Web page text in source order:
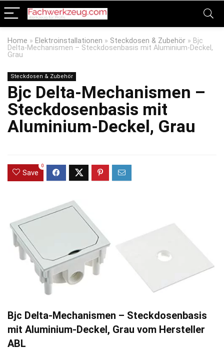
Home » Elektroinstallationen » Steckdosen & Zubehör » Bjc
Delta-Mechanismen – Steckdosenbasis mit Aluminium-Deckel,
Grau
Steckdosen & Zubehör
Bjc Delta-Mechanismen –
Steckdosenbasis mit
Aluminium-Deckel, Grau
Save
0
Bjc Delta-Mechanismen – Steckdosenbasis
mit Aluminium-Deckel, Grau vom Hersteller
ABL